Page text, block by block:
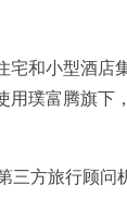
宅和小型酒店
璞富腾旗下
三方旅行顾